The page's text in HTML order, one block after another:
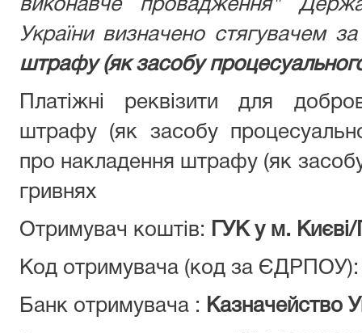
виконавче провадження"
України визначено стягувачем
штрафу (як засобу
Платіжні реквізити для
штрафу (як засобу
про накладення штрафу (як
гривнях
Отримувач коштів:
ГУК у м.
Код отримувача (код за
Банк отримувача : Казначейство